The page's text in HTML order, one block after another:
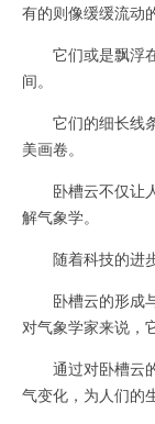
有的则像缓缓流动
它们或是飘浮在
间。
它们的细长线条
美画卷。
卧槽云不仅让人
解气象学。
随着科技的进步
卧槽云的形成与
对气象学家来说，
通过对卧槽云的
气变化，为人们的